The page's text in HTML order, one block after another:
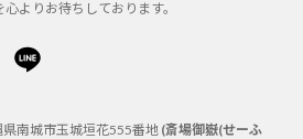
よりお待ちしております。
Line
南城市玉城垣花555番地 (斎場御嶽(せーふ